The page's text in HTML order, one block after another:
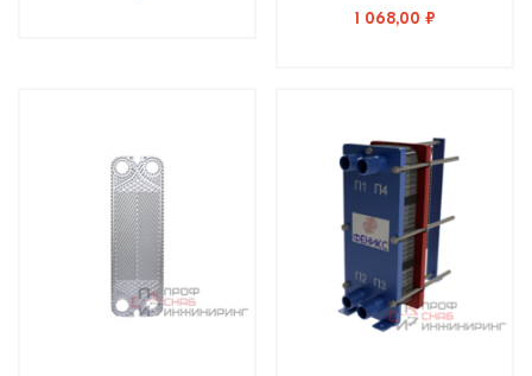
1 068,00 ₽